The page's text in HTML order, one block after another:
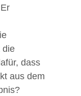
die
dass
aus dem